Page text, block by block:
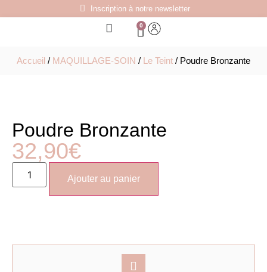
Inscription à notre newsletter
0
Accueil / MAQUILLAGE-SOIN / Le Teint / Poudre Bronzante
Poudre Bronzante
32,90€
Ajouter au panier